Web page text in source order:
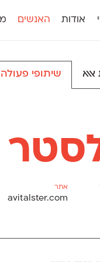
אודות האנשים
שיתופי פעולה
אתר
avitalster.com